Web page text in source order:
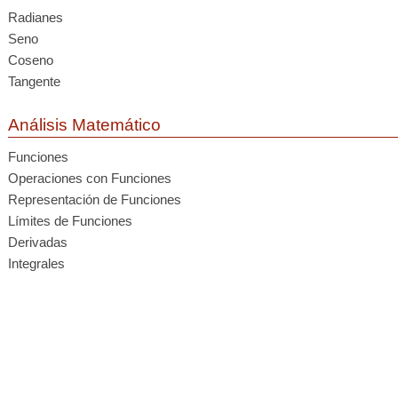
Radianes
Seno
Coseno
Tangente
Análisis Matemático
Funciones
Operaciones con Funciones
Representación de Funciones
Límites de Funciones
Derivadas
Integrales